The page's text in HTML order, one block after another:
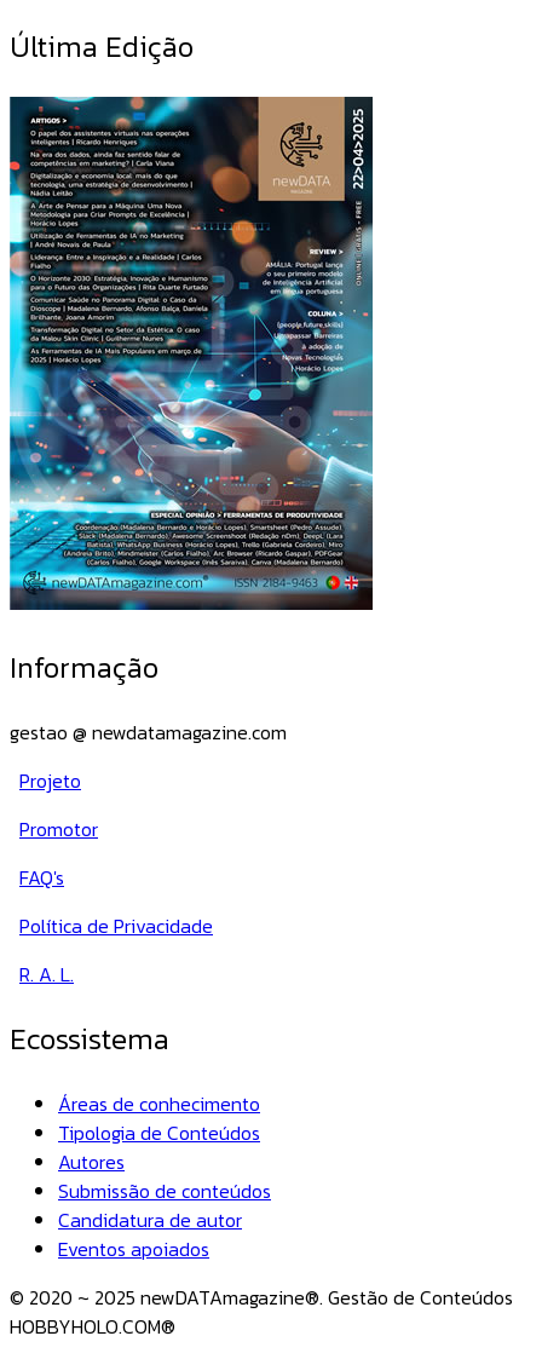
Última Edição
Informação
gestao @ newdatamagazine.com
Projeto
Promotor
FAQ's
Política de Privacidade
R. A. L.
Ecossistema
Áreas de conhecimento
Tipologia de Conteúdos
Autores
Submissão de conteúdos
Candidatura de autor
Eventos apoiados
© 2020 ~ 2025 newDATAmagazine®. Gestão de Conteúdos
HOBBYHOLO.COM®